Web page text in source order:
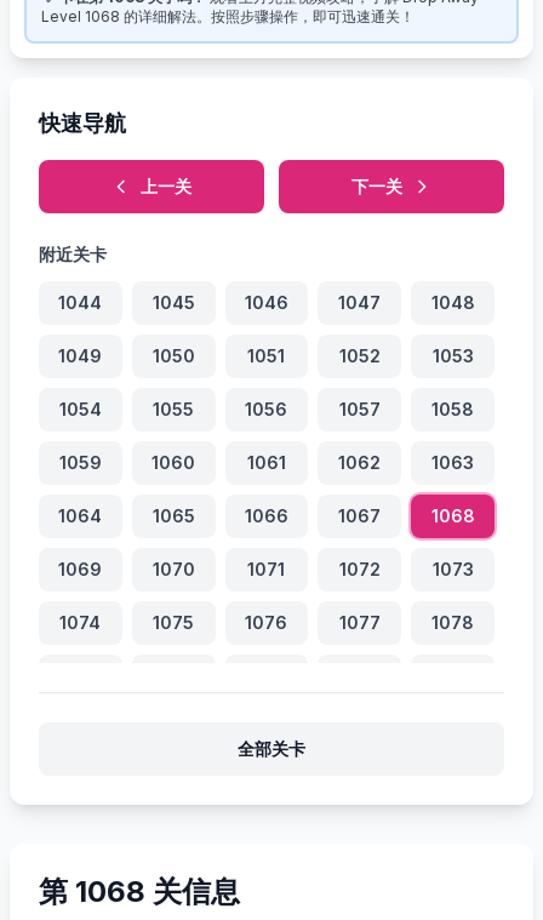
Level 1068 的详细解法。按照步骤操作，即可迅速通关！
快速导航
上一关 下一关
附近关卡
1044 1045 1046 1047 1048
1049 1050 1051 1052 1053
1054 1055 1056 1057 1058
1059 1060 1061 1062 1063
1064 1065 1066 1067 1068
1069 1070 1071 1072 1073
1074 1075 1076 1077 1078
全部关卡
第 1068 关信息